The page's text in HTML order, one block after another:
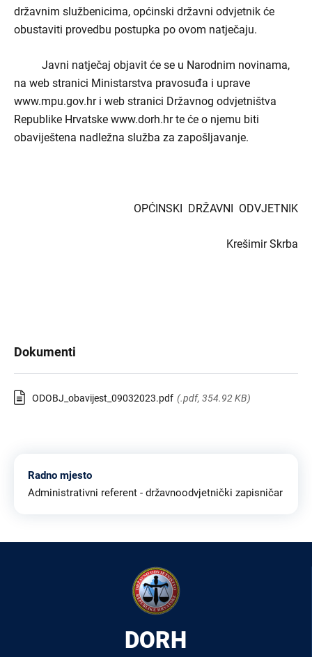
državnim službenicima, općinski državni odvjetnik će
obustaviti provedbu postupka po ovom natječaju.
Javni natječaj objavit će se u Narodnim novinama,
na web stranici Ministarstva pravosuđa i uprave
www.mpu.gov.hr i web stranici Državnog odvjetništva
Republike Hrvatske www.dorh.hr te će o njemu biti
obaviještena nadležna služba za zapošljavanje.
OPĆINSKI DRŽAVNI ODVJETNIK
Krešimir Skrba
Dokumenti
ODOBJ_obavijest_09032023.pdf (.pdf, 354.92 KB)
Radno mjesto
Administrativni referent - državnoodvjetnički zapisničar
DORH